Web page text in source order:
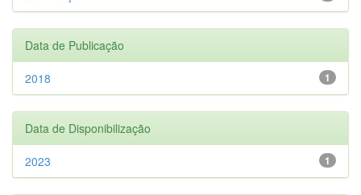
Data de Publicação
1
2018
Data de Disponibilização
1
2023